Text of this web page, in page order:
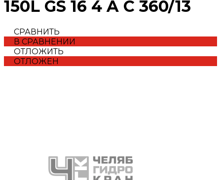
150L GS 16 4 A C 360/13
СРАВНИТЬ
В СРАВНЕНИИ
ОТЛОЖИТЬ
ОТЛОЖЕН